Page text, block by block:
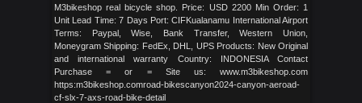
M3bikeshop real bicycle shop. Price: USD 2200 Min Order: 1
Unit Lead Time: 7 Days Port: CIFKualanamu International Airport
Terms: Paypal, Wise, Bank Transfer, Western Union,
Moneygram Shipping: FedEx, DHL, UPS Products: New Original
and international warranty Country: INDONESIA Contact
Purchase = or = Site us: www.m3bikeshop.com
https:m3bikeshop.comroad-bikescanyon2024-canyon-aeroad-
cf-slx-7-axs-road-bike-detail